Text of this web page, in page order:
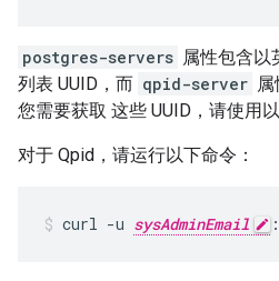
postgres-servers 属性包含以
列表 UUID，而 qpid-server
您需要获取 这些 UUID，请使用以
对于 Qpid，请运行以下命令：
curl -u sysAdminEmail :